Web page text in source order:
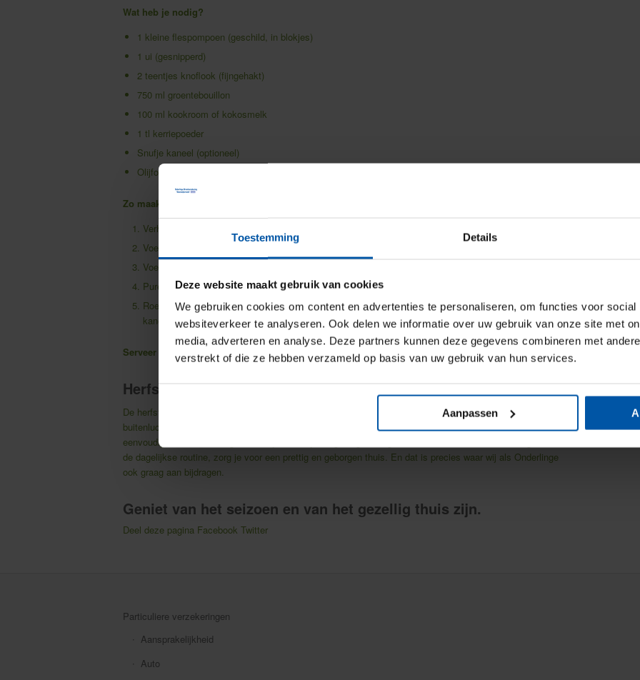
Toestemming Details
Deze website maakt gebruik van cookies
We gebruiken cookies om content en advertenties te personaliseren, om functies voor
websiteverkeer te analyseren. Ook delen we informatie over uw gebruik van onze site met
media, adverteren en analyse. Deze partners kunnen deze gegevens combineren met
verstrekt of die ze hebben verzameld op basis van uw gebruik van hun services.
Aanpassen
Wat heb je nodig?
1 kleine flespompoen (geschild, in blokjes)
1 ui (gesnipperd)
2 teentjes knoflook (fijngehakt)
750 ml groentebouillon
100 ml kookroom of kokosmelk
1 tl kerriepoeder
Snufje kaneel (optioneel)
Olijfolie, zout & peper
Zo maak je het:
Verhit wat olijfolie in een pan en fruit de ui en knoflook zachtjes aan.
Voeg de pompoenblokjes toe en bak even mee. Strooi de kerriepoeder erover.
Voeg de bouillon toe en laat de soep 20-25 minuten zachtjes koken, tot de pompoen zacht is.
Pureer de soep met een staafmixer tot hij helemaal glad is.
Roer de room of kokosmelk erdoor en breng op smaak met zout, peper en eventueel een snufje
kaneel.
Serveer met: een beetje verse peterselie, geroosterde pompoenpitten of een lepel crème fraîche.
Herfst op zijn mooist
De herfst is bij uitstek het seizoen om bewust rustmomenten in te bouwen. Een wandeling in de
buitenlucht, thuiskomen in een warme omgeving en samen genieten van een lekkere maaltijd – het zijn
eenvoudige manieren om goed voor jezelf en je omgeving te zorgen. Door rust en sfeer toe te voegen aan
de dagelijkse routine, zorg je voor een prettig en geborgen thuis. En dat is precies waar wij als Onderlinge
ook graag aan bijdragen.
Geniet van het seizoen en van het gezellig thuis zijn.
Deel deze pagina Facebook Twitter
Particuliere verzekeringen
Aansprakelijkheid
Auto